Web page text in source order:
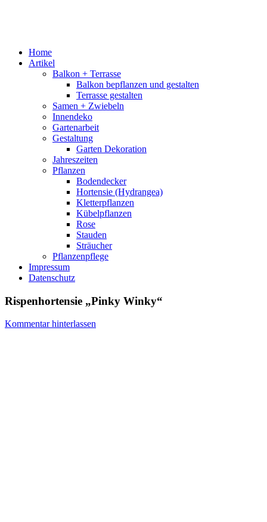
Home
Artikel
Balkon + Terrasse
Balkon bepflanzen und gestalten
Terrasse gestalten
Samen + Zwiebeln
Innendeko
Gartenarbeit
Gestaltung
Garten Dekoration
Jahreszeiten
Pflanzen
Bodendecker
Hortensie (Hydrangea)
Kletterpflanzen
Kübelpflanzen
Rose
Stauden
Sträucher
Pflanzenpflege
Impressum
Datenschutz
Rispenhortensie „Pinky Winky“
Kommentar hinterlassen